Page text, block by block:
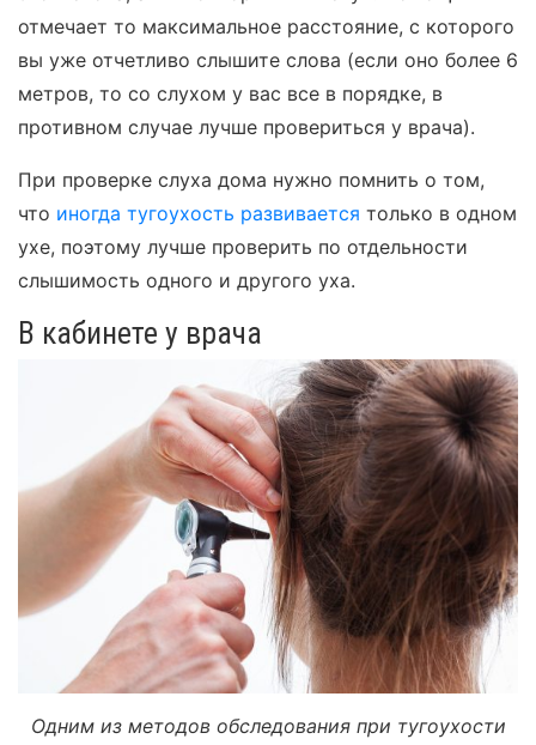
отмечает то максимальное расстояние, с которого
вы уже отчетливо слышите слова (если оно более 6
метров, то со слухом у вас все в порядке, в
противном случае лучше провериться у врача).
При проверке слуха дома нужно помнить о том,
что иногда тугоухость развивается только в одном
ухе, поэтому лучше проверить по отдельности
слышимость одного и другого уха.
В кабинете у врача
Одним из методов обследования при тугоухости